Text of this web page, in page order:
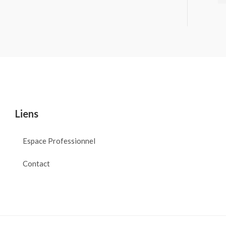
Liens
Espace Professionnel
Contact